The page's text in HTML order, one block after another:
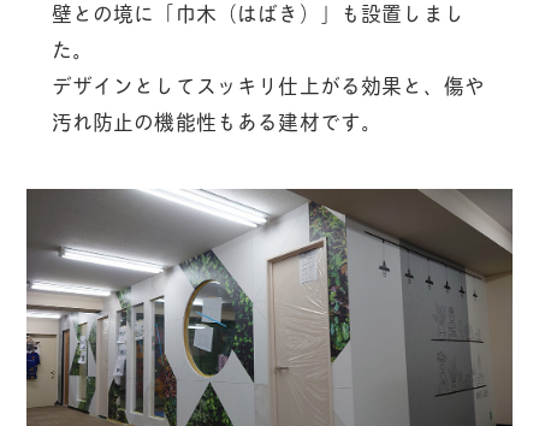
壁との境に「巾木（はばき）」も設置しまし
た。
デザインとしてスッキリ仕上がる効果と、傷や
汚れ防止の機能性もある建材です。